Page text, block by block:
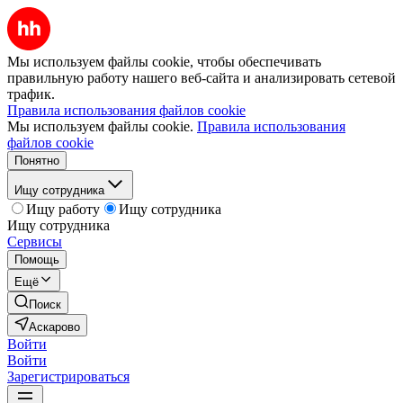
Мы используем файлы cookie, чтобы обеспечивать
правильную работу нашего веб-сайта и анализировать сетевой
трафик.
Правила использования файлов cookie
Мы используем файлы cookie. Правила использования
файлов cookie
Понятно
Ищу сотрудника
Ищу работу
Ищу сотрудника
Ищу сотрудника
Сервисы
Помощь
Ещё
Поиск
Аскарово
Войти
Войти
Зарегистрироваться